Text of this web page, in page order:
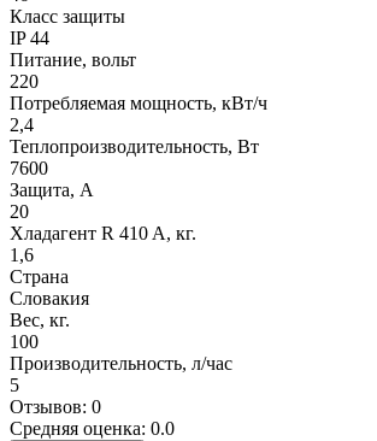
Класс защиты
IP 44
Питание, вольт
220
Потребляемая мощность, кВт/ч
2,4
Теплопроизводительность, Вт
7600
Защита, А
20
Хладагент R 410 A, кг.
1,6
Страна
Словакия
Вес, кг.
100
Производительность, л/час
5
Отзывов: 0
Средняя оценка: 0.0